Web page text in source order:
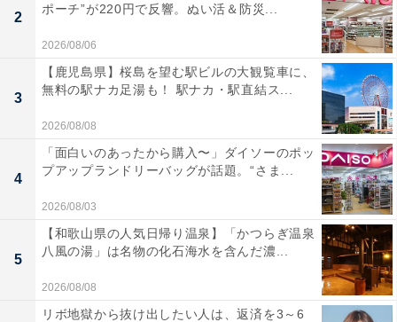
2
ポーチ”が220円で反響。ぬい活＆防災...
2026/08/06
3
【鹿児島県】桜島を望む駅ビルの大観覧車に、
無料の駅ナカ足湯も！ 駅ナカ・駅直結ス...
2026/08/08
4
「面白いのあったから購入〜」ダイソーのポッ
プアップランドリーバッグが話題。“さま...
2026/08/03
5
【和歌山県の人気日帰り温泉】「かつらぎ温泉
八風の湯」は名物の化石海水を含んだ濃...
2026/08/08
リボ地獄から抜け出したい人は、返済を3～6